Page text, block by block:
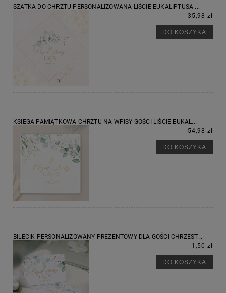
SZATKA DO CHRZTU PERSONALIZOWANA LIŚCIE EUKALIPTUSA ...
35,98 zł
DO KOSZYKA
KSIĘGA PAMIĄTKOWA CHRZTU NA WPISY GOŚCI LIŚCIE EUKAL...
54,98 zł
DO KOSZYKA
BILECIK PERSONALIZOWANY PREZENTOWY DLA GOŚCI CHRZEST...
1,50 zł
DO KOSZYKA